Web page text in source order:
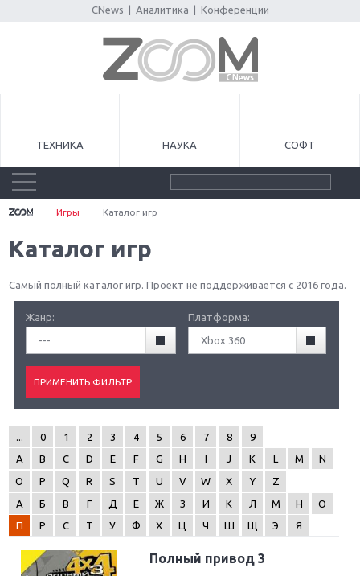
CNews Аналитика Конференции
ТЕХНИКА НАУКА СОФТ
Игры Каталог игр
Каталог игр
Самый полный каталог игр. Проект не поддерживается с 2016 года.
Жанр:
---
Платформа:
Xbox 360
0 1 2 3 4 5 6 7 8
9
A
B C D E F G H I J K L M
N
O
P Q R S T U V W X Y
Z
А
Б В Г Д Е Ж З И К Л М Н
О
П
Р С Т У Ф Х Ц Ч Ш Щ Э Я
Полный привод 3